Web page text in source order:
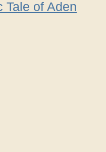
Tale of Aden